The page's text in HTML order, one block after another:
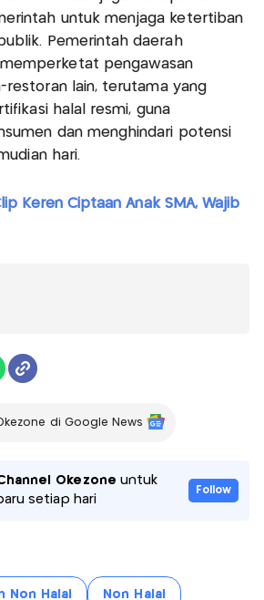
untuk menjaga ketertiban
Pemerintah daerah
pengawasan
lain, terutama yang
halal resmi, guna
dan menghindari potensi
hari.
Keren Ciptaan Anak SMA, Wajib
di Google News
Okezone untuk
setiap hari
Follow
Non Halal Non Halal